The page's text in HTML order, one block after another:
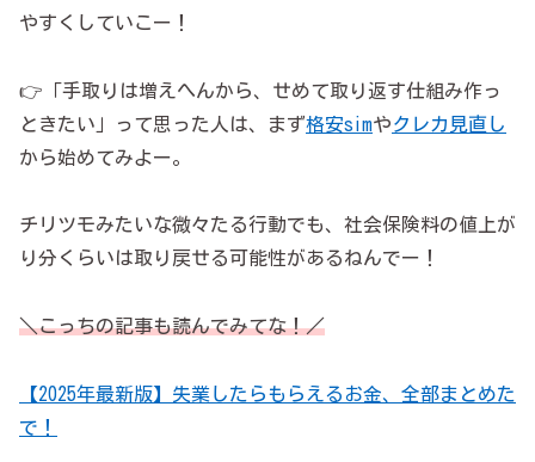
やすくしていこー！
👉「手取りは増えへんから、せめて取り返す仕組み作っ
ときたい」って思った人は、まず格安simやクレカ見直し
から始めてみよー。
チリツモみたいな微々たる行動でも、社会保険料の値上が
り分くらいは取り戻せる可能性があるねんでー！
＼こっちの記事も読んでみてな！／
【2025年最新版】失業したらもらえるお金、全部まとめた
で！